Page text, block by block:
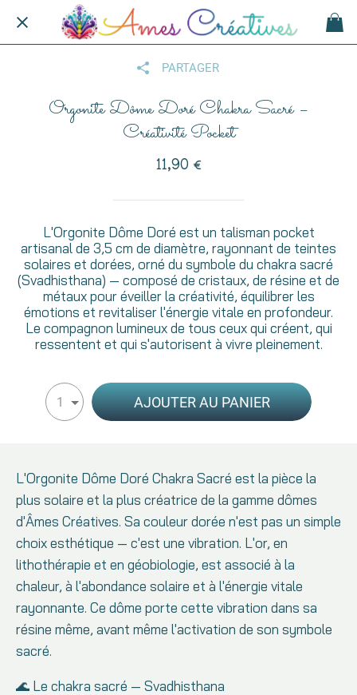
PARTAGER
Orgonite Dôme Doré Chakra Sacré –
Créativité Pocket
11,90 €
L'Orgonite Dôme Doré est un talisman pocket
artisanal de 3,5 cm de diamètre, rayonnant de teintes
solaires et dorées, orné du symbole du chakra sacré
(Svadhisthana) — composé de cristaux, de résine et de
métaux pour éveiller la créativité, équilibrer les
émotions et revitaliser l'énergie vitale en profondeur.
Le compagnon lumineux de tous ceux qui créent, qui
ressentent et qui s'autorisent à vivre pleinement.
1 AJOUTER AU PANIER
L'Orgonite Dôme Doré Chakra Sacré est la pièce la
plus solaire et la plus créatrice de la gamme dômes
d'Âmes Créatives. Sa couleur dorée n'est pas un simple
choix esthétique — c'est une vibration. L'or, en
lithothérapie et en géobiologie, est associé à la
chaleur, à l'abondance solaire et à l'énergie vitale
rayonnante. Ce dôme porte cette vibration dans sa
résine même, avant même l'activation de son symbole
sacré.
🌊 Le chakra sacré — Svadhisthana